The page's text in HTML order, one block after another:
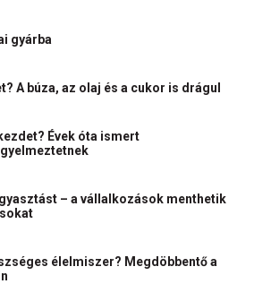
gyárba
A búza, az olaj és a cukor is drágul
Évek óta ismert
– a vállalkozások menthetik
élelmiszer? Megdöbbentő a